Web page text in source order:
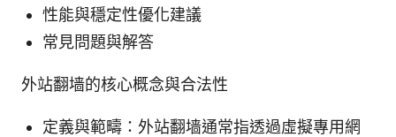
性能與穩定性優化建議
常見問題與解答
外站翻墙的核心概念與合法性
定義與範疇：外站翻墙通常指透過虛擬專用網